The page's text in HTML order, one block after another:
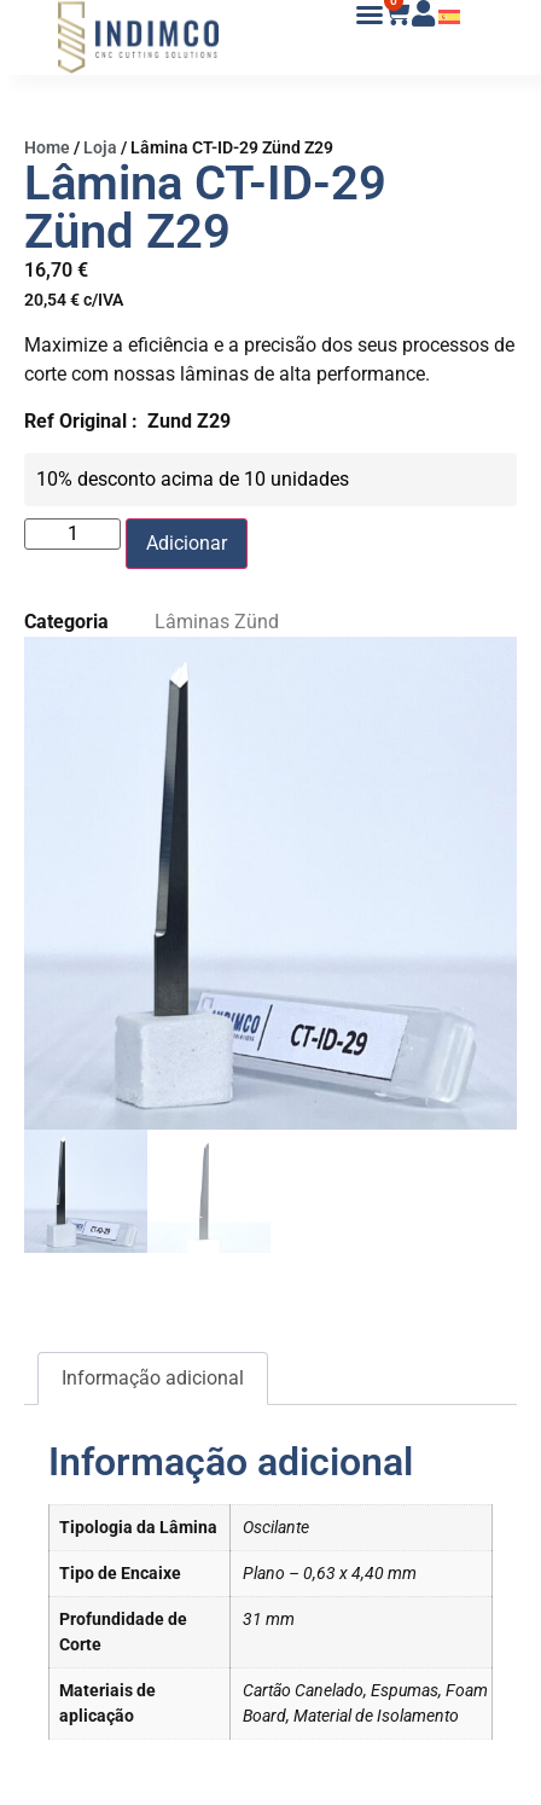
Home/ Loja / Lâmina CT-ID-29 Zünd Z29
Lâmina CT-ID-29
Zünd Z29
16,70 €
20,54€c/IVA
Maximize a eficiência e a precisão dos seus processos de
corte com nossas lâminas de alta performance.
Ref Original : Zund Z29
10% desconto acima de 10 unidades
Adicionar
Categoria Lâminas Zünd
Informação adicional
Informação adicional
Tipologia da Lâmina Oscilante
Tipo de Encaixe Plano – 0,63 x 4,40 mm
Profundidade de
Corte
31 mm
Materiais de
aplicação
Cartão Canelado, Espumas, Foam
Board, Material de Isolamento